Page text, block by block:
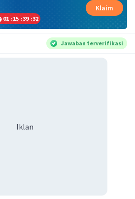
01 :15 :39 :32
Klaim
Jawaban terverifikasi
Iklan